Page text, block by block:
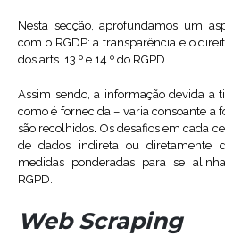
Nesta secção, aprofundamos um
com o RGDP: a transparência e o
dos arts. 13.º e 14.º do RGPD.
Assim sendo, a informação devida a
como é fornecida – varia consoante a
são recolhidos. Os desafios em cada
de dados indireta ou diretamente
medidas ponderadas para se
RGPD.
Web Scraping